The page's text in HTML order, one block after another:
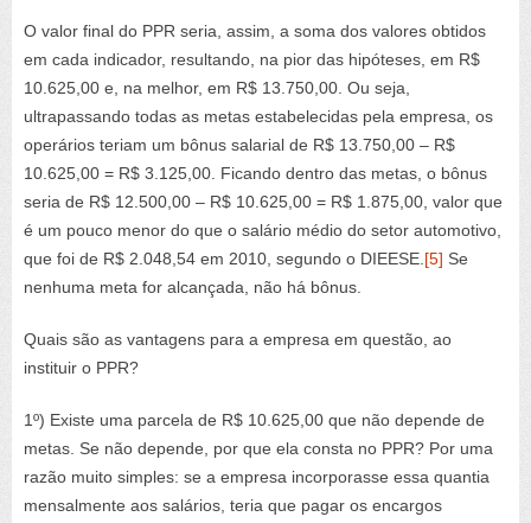
O valor final do PPR seria, assim, a soma dos valores obtidos
em cada indicador, resultando, na pior das hipóteses, em R$
10.625,00 e, na melhor, em R$ 13.750,00. Ou seja,
ultrapassando todas as metas estabelecidas pela empresa, os
operários teriam um bônus salarial de R$ 13.750,00 – R$
10.625,00 = R$ 3.125,00. Ficando dentro das metas, o bônus
seria de R$ 12.500,00 – R$ 10.625,00 = R$ 1.875,00, valor que
é um pouco menor do que o salário médio do setor automotivo,
que foi de R$ 2.048,54 em 2010, segundo o DIEESE.[5] Se
nenhuma meta for alcançada, não há bônus.
Quais são as vantagens para a empresa em questão, ao
instituir o PPR?
1º) Existe uma parcela de R$ 10.625,00 que não depende de
metas. Se não depende, por que ela consta no PPR? Por uma
razão muito simples: se a empresa incorporasse essa quantia
mensalmente aos salários, teria que pagar os encargos